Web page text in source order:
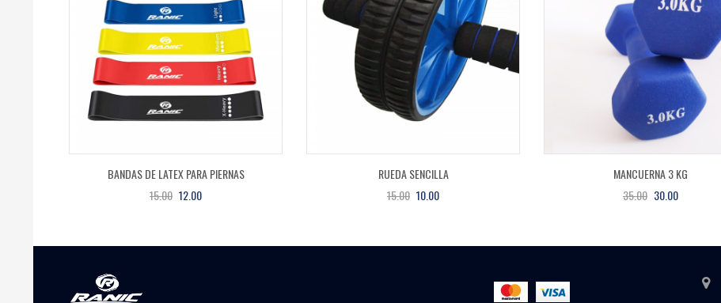
BANDAS DE LATEX PARA PIERNAS
15.00 12.00
RUEDA SENCILLA
15.00 10.00
MANCUERNA 3 KG
35.00 30.00